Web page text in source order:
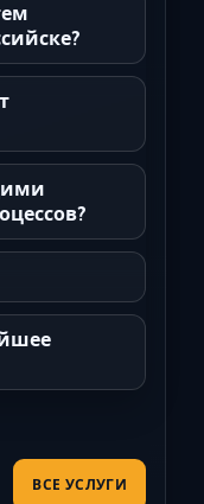
ВСЕ УСЛУГИ